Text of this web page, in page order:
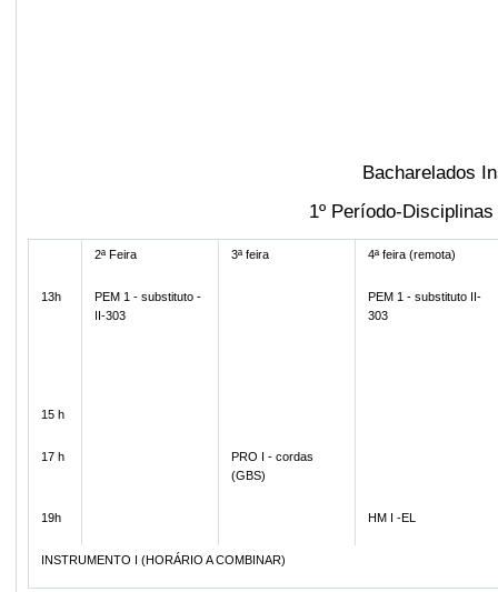
Bacharelados
1º Período-
2ª Feira 3ª feira 4ª feira (remota)
13h
PEM 1 - substituto -
II-303
PEM 1 - substituto II-
303
15 h
17 h
PRO I - cordas
(GBS)
19h HM I -EL
INSTRUMENTO I (HORÁRIO A COMBINAR)